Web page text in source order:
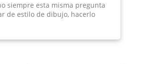
siempre esta misma pregunta
de estilo de dibujo, hacerlo